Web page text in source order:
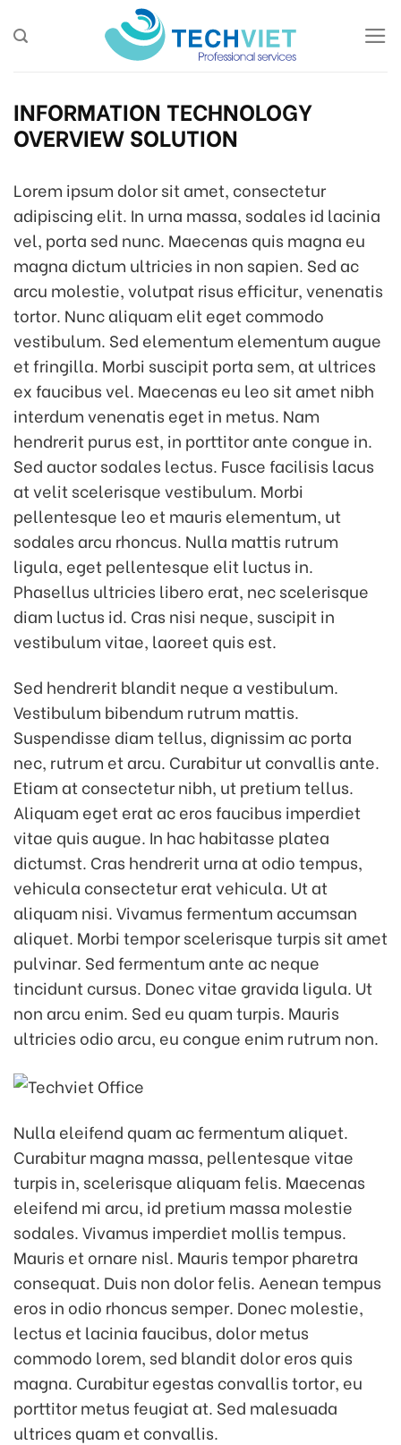
to
INFORMATION TECHNOLOGY
OVERVIEW SOLUTION
Lorem ipsum dolor sit amet, consectetur
adipiscing elit. In urna massa, sodales id lacinia
vel, porta sed nunc. Maecenas quis magna eu
magna dictum ultricies in non sapien. Sed ac
arcu molestie, volutpat risus efficitur, venenatis
tortor. Nunc aliquam elit eget commodo
vestibulum. Sed elementum elementum augue
et fringilla. Morbi suscipit porta sem, at ultrices
ex faucibus vel. Maecenas eu leo sit amet nibh
interdum venenatis eget in metus. Nam
hendrerit purus est, in porttitor ante congue in.
Sed auctor sodales lectus. Fusce facilisis lacus
at velit scelerisque vestibulum. Morbi
pellentesque leo et mauris elementum, ut
sodales arcu rhoncus. Nulla mattis rutrum
ligula, eget pellentesque elit luctus in.
Phasellus ultricies libero erat, nec scelerisque
diam luctus id. Cras nisi neque, suscipit in
vestibulum vitae, laoreet quis est.
Sed hendrerit blandit neque a vestibulum.
Vestibulum bibendum rutrum mattis.
Suspendisse diam tellus, dignissim ac porta
nec, rutrum et arcu. Curabitur ut convallis ante.
Etiam at consectetur nibh, ut pretium tellus.
Aliquam eget erat ac eros faucibus imperdiet
vitae quis augue. In hac habitasse platea
dictumst. Cras hendrerit urna at odio tempus,
vehicula consectetur erat vehicula. Ut at
aliquam nisi. Vivamus fermentum accumsan
aliquet. Morbi tempor scelerisque turpis sit amet
pulvinar. Sed fermentum ante ac neque
tincidunt cursus. Donec vitae gravida ligula. Ut
non arcu enim. Sed eu quam turpis. Mauris
ultricies odio arcu, eu congue enim rutrum non.
Nulla eleifend quam ac fermentum aliquet.
Curabitur magna massa, pellentesque vitae
turpis in, scelerisque aliquam felis. Maecenas
eleifend mi arcu, id pretium massa molestie
sodales. Vivamus imperdiet mollis tempus.
Mauris et ornare nisl. Mauris tempor pharetra
consequat. Duis non dolor felis. Aenean tempus
eros in odio rhoncus semper. Donec molestie,
lectus et lacinia faucibus, dolor metus
commodo lorem, sed blandit dolor eros quis
magna. Curabitur egestas convallis tortor, eu
porttitor metus feugiat at. Sed malesuada
ultrices quam et convallis.